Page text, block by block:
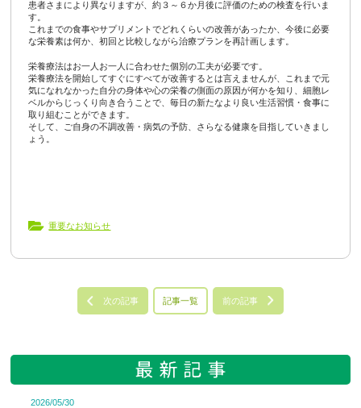
患者さまにより異なりますが、約３～６か月後に評価のための検査を行いま
す。
これまでの食事やサプリメントでどれくらいの改善があったか、今後に必要
な栄養素は何か、初回と比較しながら治療プランを再計画します。
栄養療法はお一人お一人に合わせた個別の工夫が必要です。
栄養療法を開始してすぐにすべてが改善するとは言えませんが、これまで元
気になれなかった自分の身体や心の栄養の側面の原因が何かを知り、細胞レ
ベルからじっくり向き合うことで、毎日の新たなより良い生活習慣・食事に
取り組むことができます。
そして、ご自身の不調改善・病気の予防、さらなる健康を目指していきまし
ょう。
重要なお知らせ
次の記事 記事一覧 前の記事
2026/05/30